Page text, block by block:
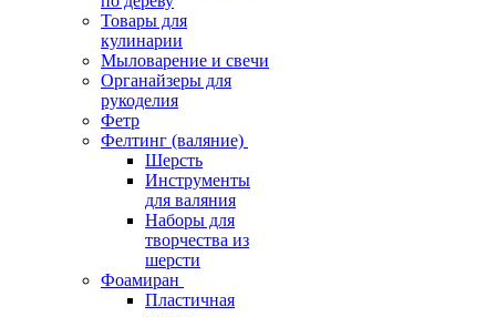
Товары для
кулинарии
Мыловарение и свечи
Органайзеры для
рукоделия
Фетр
Фелтинг (валяние)
Шерсть
Инструменты
для валяния
Наборы для
творчества из
шерсти
Фоамиран
Пластичная